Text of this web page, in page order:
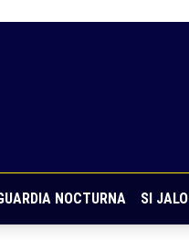
NOCTURNA SI JALO